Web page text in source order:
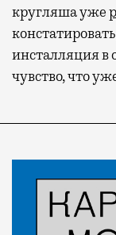
кругляша уже
инсталляция в
чувство, что